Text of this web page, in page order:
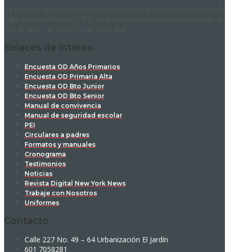
Enlaces de interés
Encuesta OD Años Primarios
Encuesta OD Primaria Alta
Encuesta OD Bto Junior
Encuesta OD Bto Senior
Manual de convivencia
Manual de seguridad escolar
PEI
Circulares a padres
Formatos y manuales
Cronograma
Testimonios
Noticias
Revista Digital New York News
Trabaje con Nosotros
Uniformes
Contacto
Calle 227 No. 49 – 64 Urbanización El Jardín
601 7058281